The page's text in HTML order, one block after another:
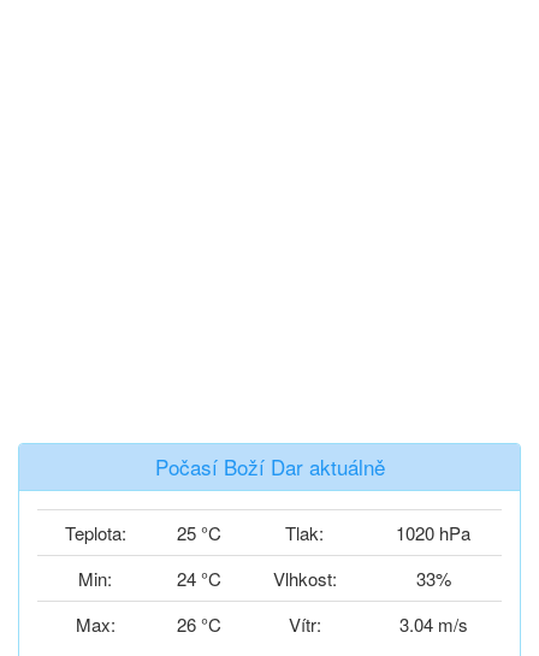
Počasí Boží Dar aktuálně
Teplota: 25 °C Tlak:
1020 hPa
Min:
24 °C Vlhkost:
33%
Max:
26 °C Vítr: 3.04 m/s